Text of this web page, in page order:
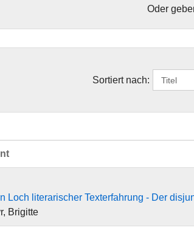
Oder
Sortiert nach:
Loch literarischer Texterfahrung - Der
Brigitte